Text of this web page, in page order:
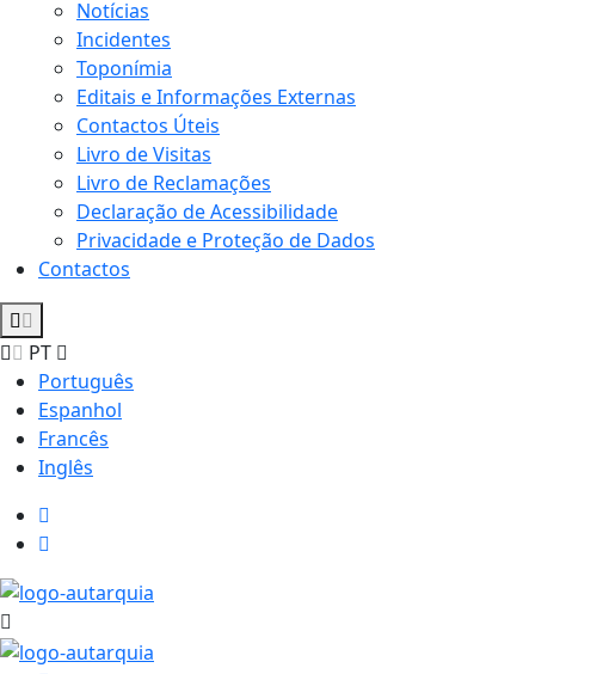
Notícias
Incidentes
Toponímia
Editais e Informações Externas
Contactos Úteis
Livro de Visitas
Livro de Reclamações
Declaração de Acessibilidade
Privacidade e Proteção de Dados
Contactos
PT
Português
Espanhol
Francês
Inglês